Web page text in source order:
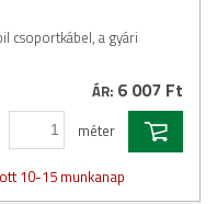
csoportkábel, a gyári
ÁR: 6 007 Ft
méter
10-15 munkanap